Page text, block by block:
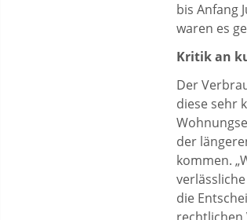
bis Anfang
waren es
Kritik an
Der
diese sehr
der
kommen.
die